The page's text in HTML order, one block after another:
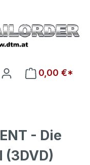
0 Produkte auf
0,00 €*
- Die